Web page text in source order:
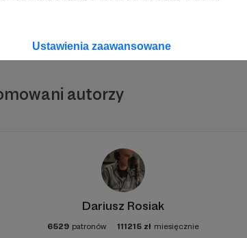
Ustawienia zaawansowane
autorzy
Dariusz Rosiak
6529 patronów 111215 zł miesięcznie